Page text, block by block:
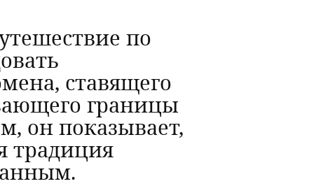
по
ставящего
границы
он показывает,
традиция